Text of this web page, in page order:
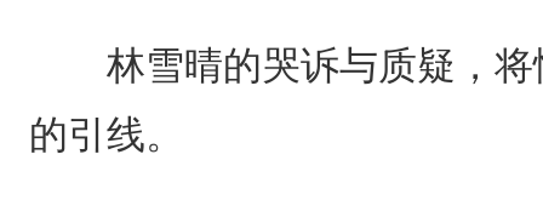
林雪晴的哭诉与质疑，将
的引线。